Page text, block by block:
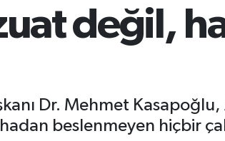
GRAM ALTIN
6660.55
%0.03
BİST100
değil,
Dr. Mehmet
beslenmeyen hiçbir